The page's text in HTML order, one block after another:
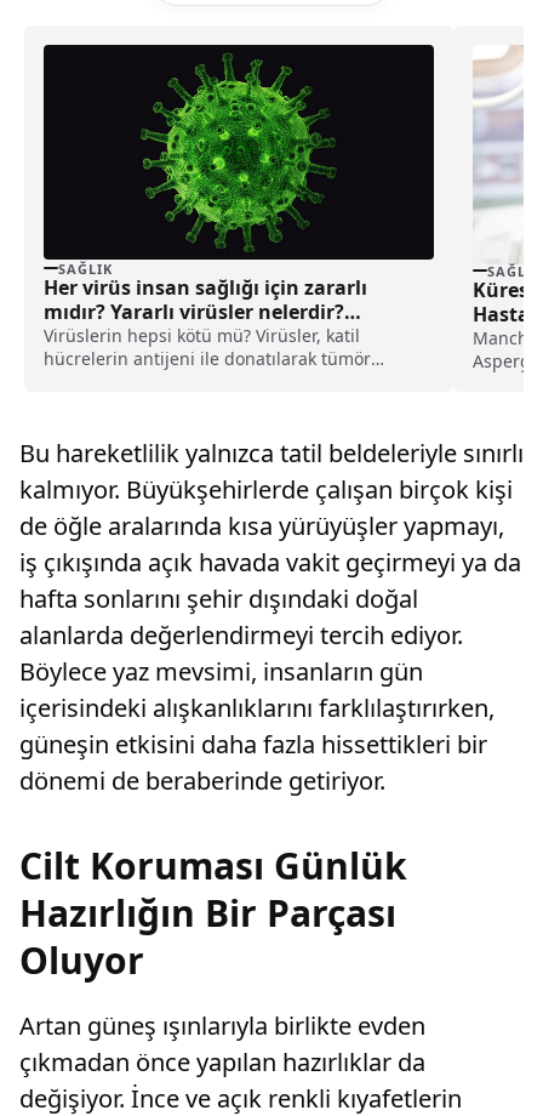
SAĞLIK
Her virüs insan sağlığı için zararlı
mıdır? Yararlı virüsler nelerdir?
Virüs çeşitleri
Virüslerin hepsi kötü mü? Virüsler, katil
hücrelerin antijeni ile donatılarak tümör
SAĞLIK
Bu hareketlilik yalnızca tatil beldeleriyle sınırlı
kalmıyor. Büyükşehirlerde çalışan birçok kişi
de öğle aralarında kısa yürüyüşler yapmayı,
iş çıkışında açık havada vakit geçirmeyi ya da
hafta sonlarını şehir dışındaki doğal
alanlarda değerlendirmeyi tercih ediyor.
Böylece yaz mevsimi, insanların gün
içerisindeki alışkanlıklarını farklılaştırırken,
güneşin etkisini daha fazla hissettikleri bir
dönemi de beraberinde getiriyor.
Cilt Koruması Günlük
Hazırlığın Bir Parçası
Oluyor
Artan güneş ışınlarıyla birlikte evden
çıkmadan önce yapılan hazırlıklar da
değişiyor. İnce ve açık renkli kıyafetlerin